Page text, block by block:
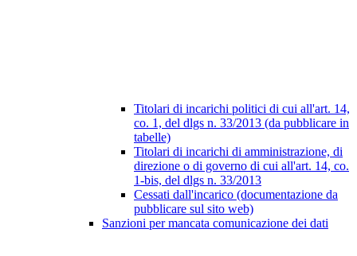
Titolari di incarichi politici di cui all'art. 14,
co. 1, del dlgs n. 33/2013 (da pubblicare in
tabelle)
Titolari di incarichi di amministrazione, di
direzione o di governo di cui all'art. 14, co.
1-bis, del dlgs n. 33/2013
Cessati dall'incarico (documentazione da
pubblicare sul sito web)
Sanzioni per mancata comunicazione dei dati